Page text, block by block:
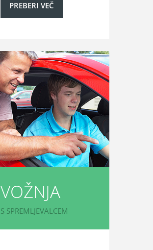
PREBERI VEČ
VOŽNJA
S SPREMLJEVALCEM